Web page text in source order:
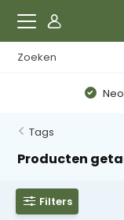
Tags
Producten
Filters